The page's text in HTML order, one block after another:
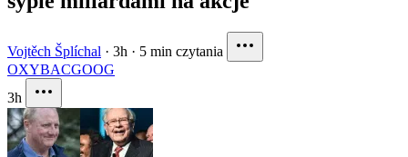
Vojtěch Šplíchal · 3h · 5 min czytania
OXYBACGOOG
3h